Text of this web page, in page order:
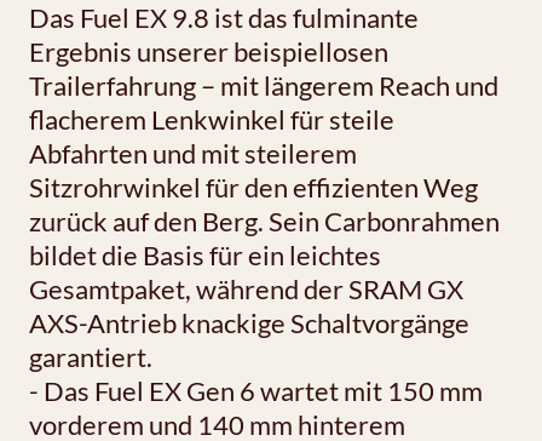
Das Fuel EX 9.8 ist das fulminante
Ergebnis unserer beispiellosen
Trailerfahrung – mit längerem Reach und
flacherem Lenkwinkel für steile
Abfahrten und mit steilerem
Sitzrohrwinkel für den effizienten Weg
zurück auf den Berg. Sein Carbonrahmen
bildet die Basis für ein leichtes
Gesamtpaket, während der SRAM GX
AXS-Antrieb knackige Schaltvorgänge
garantiert.
- Das Fuel EX Gen 6 wartet mit 150 mm
vorderem und 140 mm hinterem